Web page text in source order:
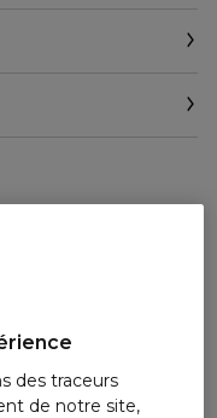
la couleur des
Dior, orné d'un
L'écrin de Rouge
à la
la formule.
des traceurs
de notre site,